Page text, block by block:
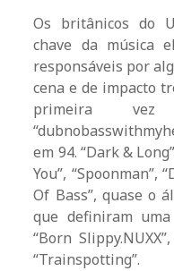
Os britânicos do
chave da música
responsáveis por
cena e de impacto
primeira
em 94. “Dark &
You”, “Spoonman”,
Of Bass”, quase o
que definiram
“Born
“Trainspotting”.